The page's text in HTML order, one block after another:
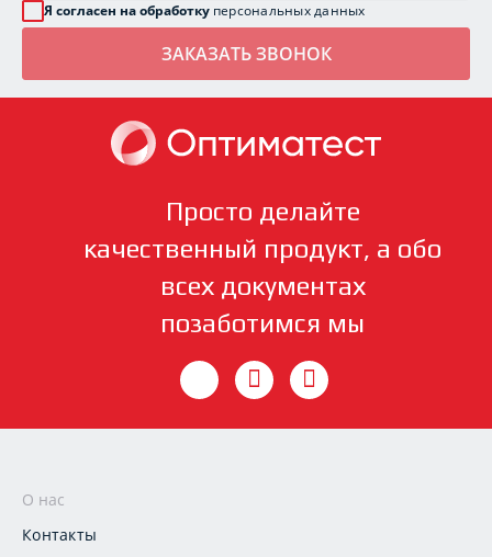
Я согласен на обработку персональных данных
Просто делайте
качественный продукт, а обо
всех документах
позаботимся мы
О нас
Контакты